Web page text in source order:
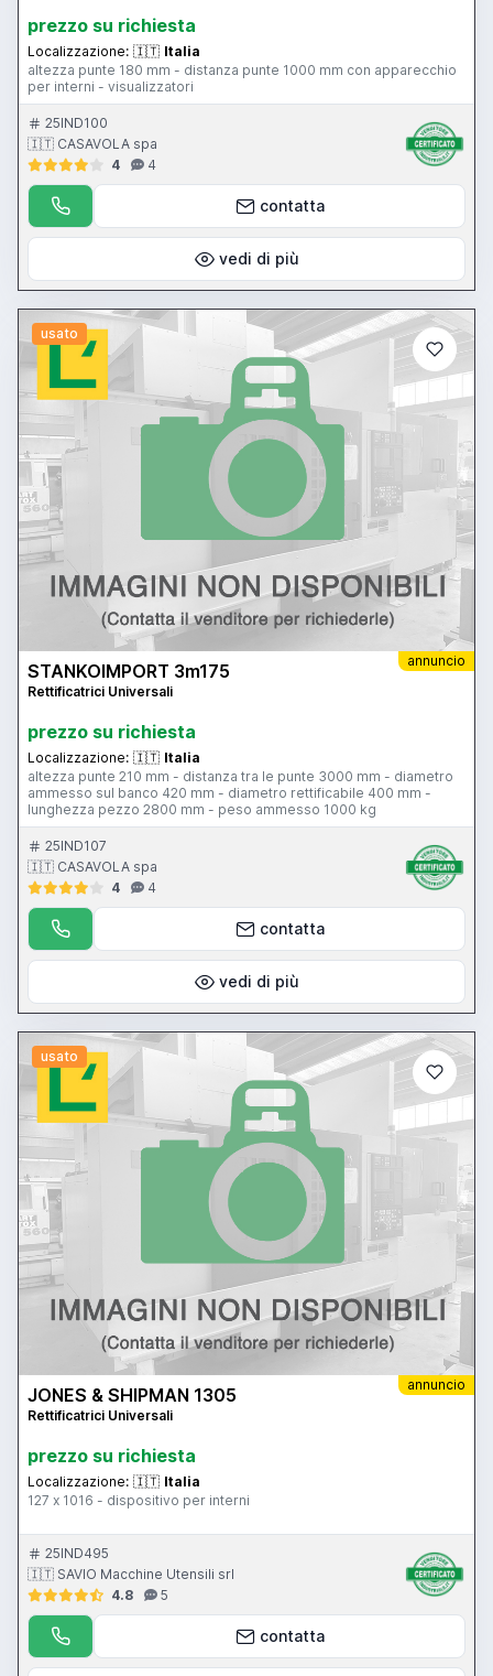
prezzo su richiesta
Localizzazione: 🇮🇹 Italia
altezza punte 180 mm - distanza punte 1000 mm con apparecchio
per interni - visualizzatori
25IND100
🇮🇹 CASAVOLA spa
4
4
contatta
vedi di più
usato
annuncio
STANKOIMPORT 3m175
Rettificatrici Universali
prezzo su richiesta
Localizzazione: 🇮🇹 Italia
altezza punte 210 mm - distanza tra le punte 3000 mm - diametro
ammesso sul banco 420 mm - diametro rettificabile 400 mm -
lunghezza pezzo 2800 mm - peso ammesso 1000 kg
25IND107
🇮🇹 CASAVOLA spa
4
4
contatta
vedi di più
usato
annuncio
JONES & SHIPMAN 1305
Rettificatrici Universali
prezzo su richiesta
Localizzazione: 🇮🇹 Italia
127 x 1016 - dispositivo per interni
25IND495
🇮🇹 SAVIO Macchine Utensili srl
4.8
5
contatta